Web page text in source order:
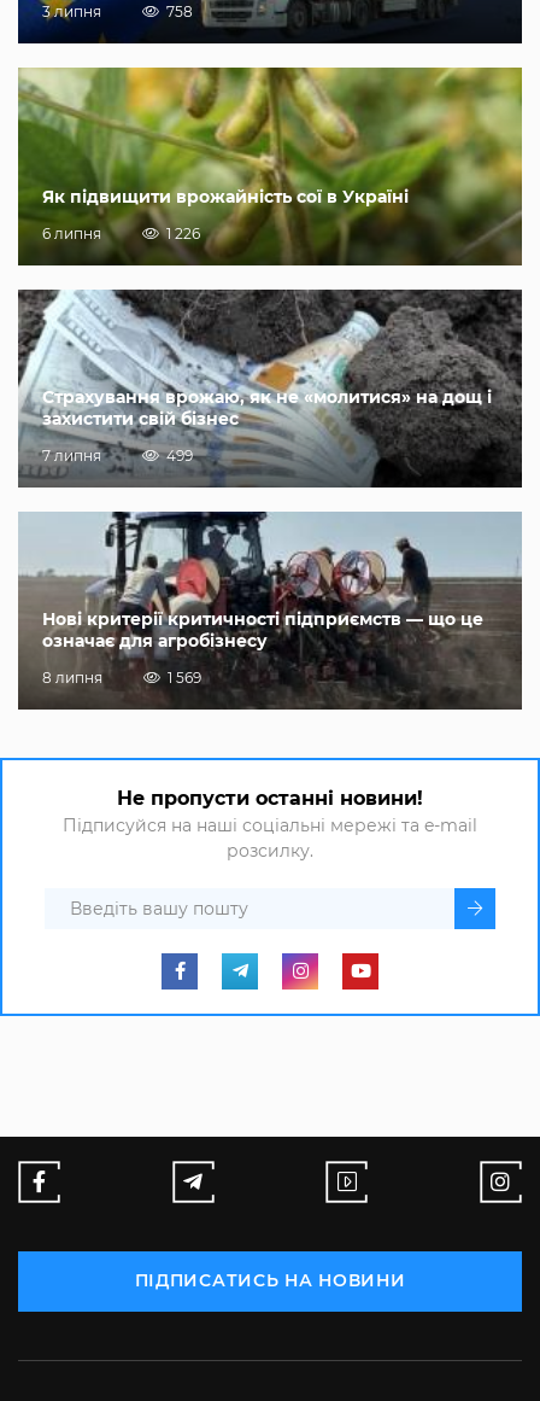
3 липня 758
Як підвищити врожайність сої в Україні
6 липня 1 226
Страхування врожаю, як не «молитися» на дощ і
захистити свій бізнес
7 липня 499
Нові критерії критичності підприємств — що це
означає для агробізнесу
8 липня 1 569
Не пропусти останні новини!
Підписуйся на наші соціальні мережі та e-mail
розсилку.
ПІДПИСАТИСЬ НА НОВИНИ